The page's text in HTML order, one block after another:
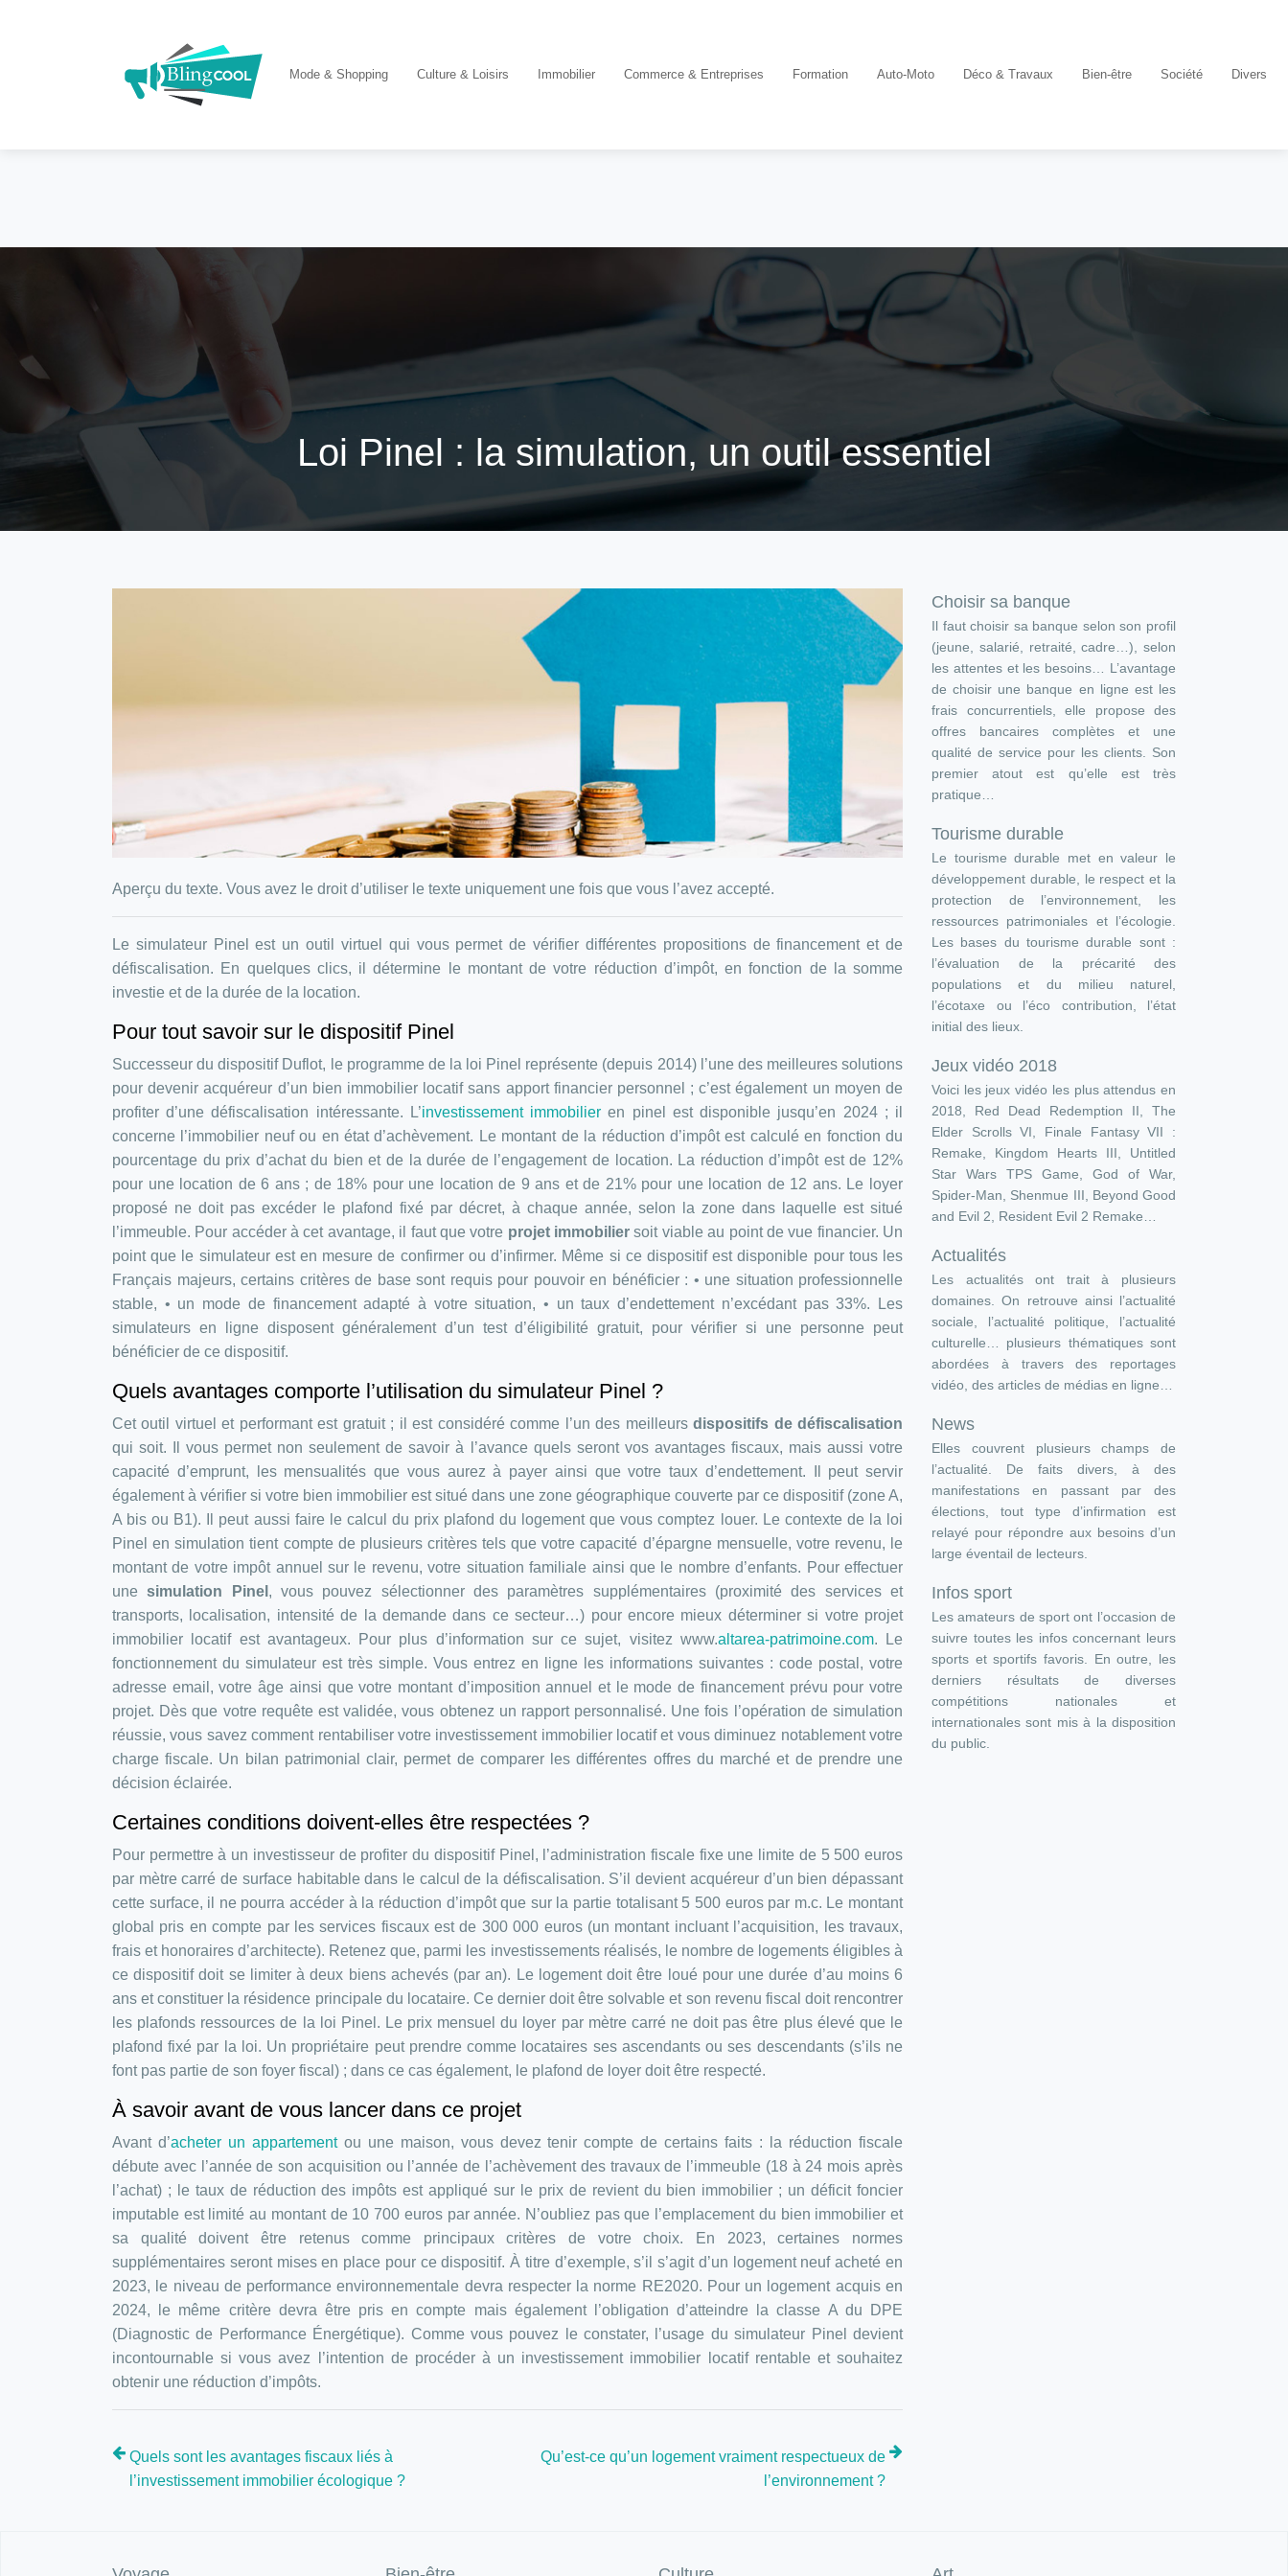
Mode & Shopping Culture & Loisirs Immobilier Commerce & Entreprises Formation Auto-Moto Déco & Travaux Bien-être Société Divers
Loi Pinel : la simulation, un outil essentiel
Aperçu du texte. Vous avez le droit d’utiliser le texte uniquement une fois que vous l’avez accepté.
Le simulateur Pinel est un outil virtuel qui vous permet de vérifier différentes propositions de financement et de
défiscalisation. En quelques clics, il détermine le montant de votre réduction d’impôt, en fonction de la somme
investie et de la durée de la location.
Pour tout savoir sur le dispositif Pinel
Successeur du dispositif Duflot, le programme de la loi Pinel représente (depuis 2014) l’une des meilleures solutions
pour devenir acquéreur d’un bien immobilier locatif sans apport financier personnel ; c’est également un moyen de
profiter d’une défiscalisation intéressante. L’investissement immobilier en pinel est disponible jusqu’en 2024 ; il
concerne l’immobilier neuf ou en état d’achèvement. Le montant de la réduction d’impôt est calculé en fonction du
pourcentage du prix d’achat du bien et de la durée de l’engagement de location. La réduction d’impôt est de 12%
pour une location de 6 ans ; de 18% pour une location de 9 ans et de 21% pour une location de 12 ans. Le loyer
proposé ne doit pas excéder le plafond fixé par décret, à chaque année, selon la zone dans laquelle est situé
l’immeuble. Pour accéder à cet avantage, il faut que votre projet immobilier soit viable au point de vue financier. Un
point que le simulateur est en mesure de confirmer ou d’infirmer. Même si ce dispositif est disponible pour tous les
Français majeurs, certains critères de base sont requis pour pouvoir en bénéficier : • une situation professionnelle
stable, • un mode de financement adapté à votre situation, • un taux d’endettement n’excédant pas 33%. Les
simulateurs en ligne disposent généralement d’un test d’éligibilité gratuit, pour vérifier si une personne peut
bénéficier de ce dispositif.
Quels avantages comporte l’utilisation du simulateur Pinel ?
Cet outil virtuel et performant est gratuit ; il est considéré comme l’un des meilleursdispositifs de défiscalisation
qui soit. Il vous permet non seulement de savoir à l’avance quels seront vos avantages fiscaux, mais aussi votre
capacité d’emprunt, les mensualités que vous aurez à payer ainsi que votre taux d’endettement. Il peut servir
également à vérifier si votre bien immobilier est situé dans une zone géographique couverte par ce dispositif (zone A,
A bis ou B1). Il peut aussi faire le calcul du prix plafond du logement que vous comptez louer. Le contexte de la loi
Pinel en simulation tient compte de plusieurs critères tels que votre capacité d’épargne mensuelle, votre revenu, le
montant de votre impôt annuel sur le revenu, votre situation familiale ainsi que le nombre d’enfants. Pour effectuer
unesimulation Pinel , vous pouvez sélectionner des paramètres supplémentaires (proximité des services et
transports, localisation, intensité de la demande dans ce secteur…) pour encore mieux déterminer si votre projet
immobilier locatif est avantageux. Pour plus d’information sur ce sujet, visitez www.altarea-patrimoine.com. Le
fonctionnement du simulateur est très simple. Vous entrez en ligne les informations suivantes : code postal, votre
adresse email, votre âge ainsi que votre montant d’imposition annuel et le mode de financement prévu pour votre
projet. Dès que votre requête est validée, vous obtenez un rapport personnalisé. Une fois l’opération de simulation
réussie, vous savez comment rentabiliser votre investissement immobilier locatif et vous diminuez notablement votre
charge fiscale. Un bilan patrimonial clair, permet de comparer les différentes offres du marché et de prendre une
décision éclairée.
Certaines conditions doivent-elles être respectées ?
Pour permettre à un investisseur de profiter du dispositif Pinel, l’administration fiscale fixe une limite de 5 500 euros
par mètre carré de surface habitable dans le calcul de la défiscalisation. S’il devient acquéreur d’un bien dépassant
cette surface, il ne pourra accéder à la réduction d’impôt que sur la partie totalisant 5 500 euros par m.c. Le montant
global pris en compte par les services fiscaux est de 300 000 euros (un montant incluant l’acquisition, les travaux,
frais et honoraires d’architecte). Retenez que, parmi les investissements réalisés, le nombre de logements éligibles à
ce dispositif doit se limiter à deux biens achevés (par an). Le logement doit être loué pour une durée d’au moins 6
ans et constituer la résidence principale du locataire. Ce dernier doit être solvable et son revenu fiscal doit rencontrer
les plafonds ressources de la loi Pinel. Le prix mensuel du loyer par mètre carré ne doit pas être plus élevé que le
plafond fixé par la loi. Un propriétaire peut prendre comme locataires ses ascendants ou ses descendants (s’ils ne
font pas partie de son foyer fiscal) ; dans ce cas également, le plafond de loyer doit être respecté.
À savoir avant de vous lancer dans ce projet
Avant d’acheter un appartementou une maison, vous devez tenir compte de certains faits : la réduction fiscale
débute avec l’année de son acquisition ou l’année de l’achèvement des travaux de l’immeuble (18 à 24 mois après
l’achat) ; le taux de réduction des impôts est appliqué sur le prix de revient du bien immobilier ; un déficit foncier
imputable est limité au montant de 10 700 euros par année. N’oubliez pas que l’emplacement du bien immobilier et
sa qualité doivent être retenus comme principaux critères de votre choix. En 2023, certaines normes
supplémentaires seront mises en place pour ce dispositif. À titre d’exemple, s’il s’agit d’un logement neuf acheté en
2023, le niveau de performance environnementale devra respecter la norme RE2020. Pour un logement acquis en
2024, le même critère devra être pris en compte mais également l’obligation d’atteindre la classe A du DPE
(Diagnostic de Performance Énergétique). Comme vous pouvez le constater, l’usage du simulateur Pinel devient
incontournable si vous avez l’intention de procéder à un investissement immobilier locatif rentable et souhaitez
obtenir une réduction d’impôts.
Quels sont les avantages fiscaux liés à
l’investissement immobilier écologique ?
Qu’est-ce qu’un logement vraiment respectueux de
l’environnement ?
Choisir sa banque
Il faut choisir sa banque selon son profil
(jeune, salarié, retraité, cadre…), selon
les attentes et les besoins… L’avantage
de choisir une banque en ligne est les
frais concurrentiels, elle propose des
offres bancaires complètes et une
qualité de service pour les clients. Son
premier atout est qu’elle est très
pratique…
Tourisme durable
Le tourisme durable met en valeur le
développement durable, le respect et la
protection de l’environnement, les
ressources patrimoniales et l’écologie.
Les bases du tourisme durable sont :
l’évaluation de la précarité des
populations et du milieu naturel,
l’écotaxe ou l’éco contribution, l’état
initial des lieux.
Jeux vidéo 2018
Voici les jeux vidéo les plus attendus en
2018, Red Dead Redemption II, The
Elder Scrolls VI, Finale Fantasy VII :
Remake, Kingdom Hearts III, Untitled
Star Wars TPS Game, God of War,
Spider-Man, Shenmue III, Beyond Good
and Evil 2, Resident Evil 2 Remake…
Actualités
Les actualités ont trait à plusieurs
domaines. On retrouve ainsi l’actualité
sociale, l’actualité politique, l’actualité
culturelle… plusieurs thématiques sont
abordées à travers des reportages
vidéo, des articles de médias en ligne…
News
Elles couvrent plusieurs champs de
l’actualité. De faits divers, à des
manifestations en passant par des
élections, tout type d’infirmation est
relayé pour répondre aux besoins d’un
large éventail de lecteurs.
Infos sport
Les amateurs de sport ont l’occasion de
suivre toutes les infos concernant leurs
sports et sportifs favoris. En outre, les
derniers résultats de diverses
compétitions nationales et
internationales sont mis à la disposition
du public.